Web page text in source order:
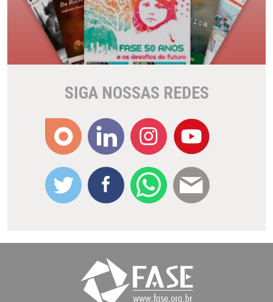
SIGA NOSSAS REDES